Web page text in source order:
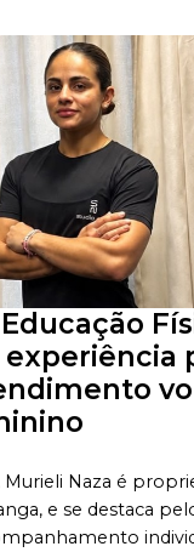
Naza é
e se destaca